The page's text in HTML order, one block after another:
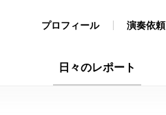
プロフィール 演奏依頼
日々のレポート